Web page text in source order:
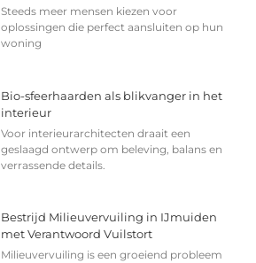
Steeds meer mensen kiezen voor
oplossingen die perfect aansluiten op hun
woning
Bio-sfeerhaarden als blikvanger in het
interieur
Voor interieurarchitecten draait een
geslaagd ontwerp om beleving, balans en
verrassende details.
Bestrijd Milieuvervuiling in IJmuiden
met Verantwoord Vuilstort
Milieuvervuiling is een groeiend probleem